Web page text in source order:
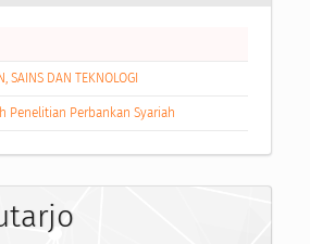
SAINS DAN TEKNOLOGI
Penelitian Perbankan Syariah